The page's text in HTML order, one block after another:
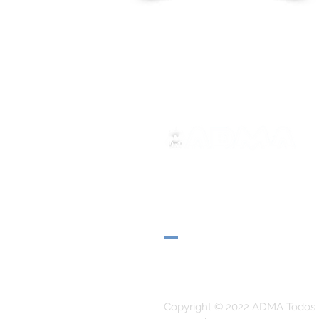
Copyright © 2022 ADMA